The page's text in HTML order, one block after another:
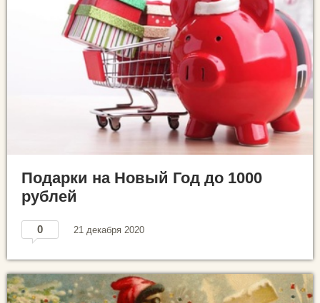
Подарки на Новый Год до 1000
рублей
0 21 декабря 2020